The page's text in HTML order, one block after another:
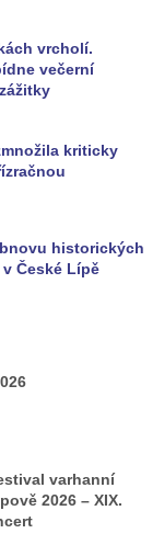
vrcholí.
večerní
kriticky
historických
České Lípě
varhanní
2026 – XIX.